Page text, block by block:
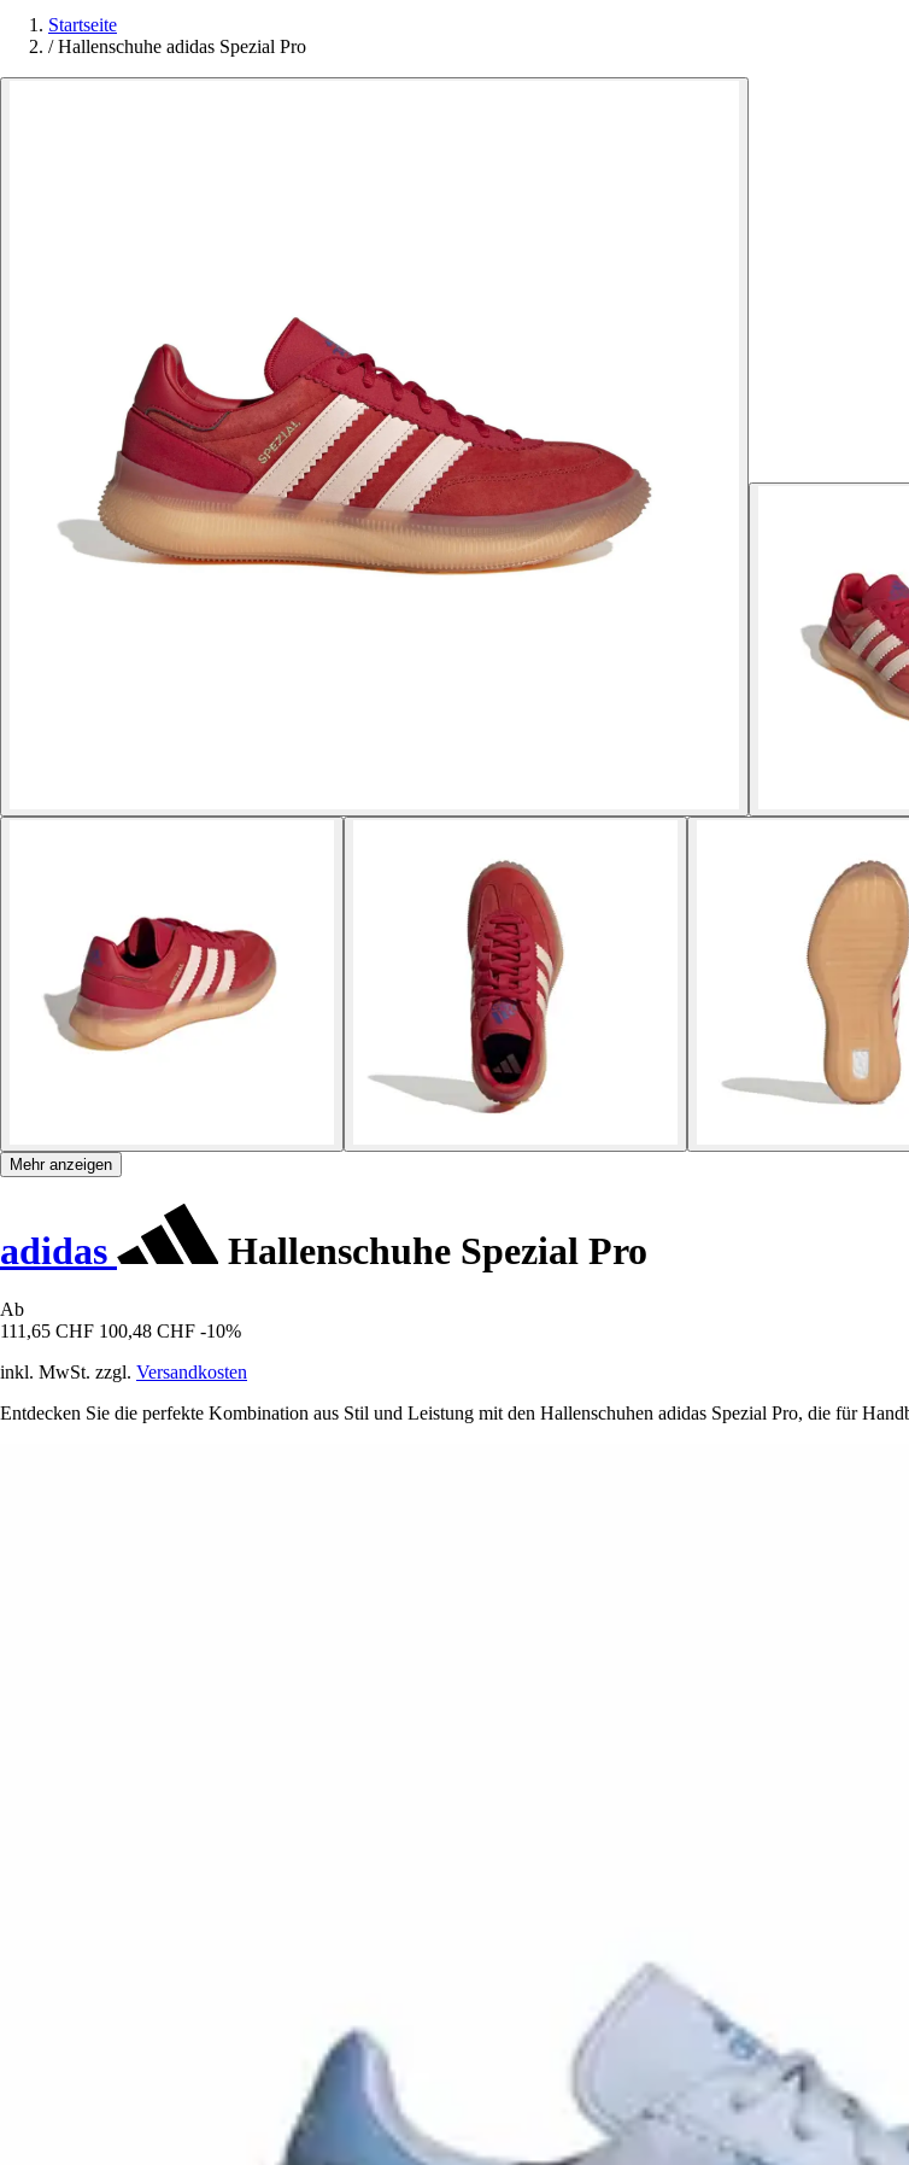
Startseite
/ Hallenschuhe adidas Spezial Pro
Mehr anzeigen
adidas Hallenschuhe Spezial Pro
Ab
111,65 CHF 100,48 CHF -10%
inkl. MwSt. zzgl. Versandkosten
Entdecken Sie die perfekte Kombination aus Stil und Leistung mit den Hallenschuhen adidas Spezial Pro, die für